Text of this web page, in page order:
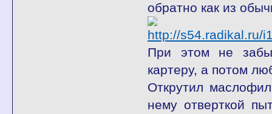
обратно как из
При этом не
картеру, а потом
Открутил
нему отверткой